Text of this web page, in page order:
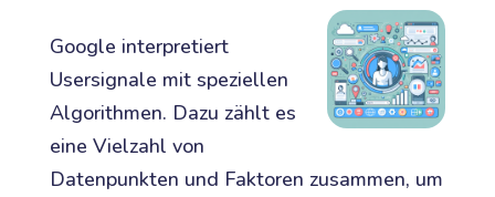
Google interpretiert
Usersignale mit speziellen
Algorithmen. Dazu zählt es
eine Vielzahl von
Datenpunkten und Faktoren zusammen, um